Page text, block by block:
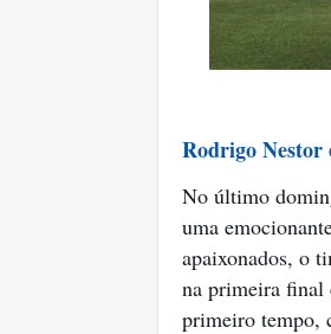
Rodrigo
No último
uma
apaixonados, o
na primeira final
primeiro tempo,